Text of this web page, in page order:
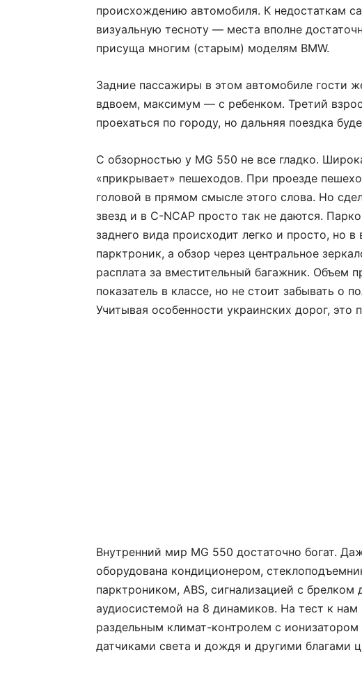
происхождению автомобиля. К недостаткам
визуальную тесноту — места вполне
присуща многим (старым) моделям BMW.
Задние пассажиры в этом автомобиле гости
вдвоем, максимум — с ребенком. Третий
проехаться по городу, но дальняя поездка
С обзорностью у MG 550 не все гладко.
«прикрывает» пешеходов. При проезде
головой в прямом смысле этого слова. Но
звезд и в С-NCAP просто так не даются.
заднего вида происходит легко и просто, но
парктроник, а обзор через центральное
расплата за вместительный багажник.
показатель в классе, но не стоит забывать о
Учитывая особенности украинских дорог, это
Внутренний мир MG 550 достаточно богат.
оборудована кондиционером,
парктроником, ABS, сигнализацией с брелком
аудиосистемой на 8 динамиков. На тест к
раздельным климат-контролем с ионизатором
датчиками света и дождя и другими благами